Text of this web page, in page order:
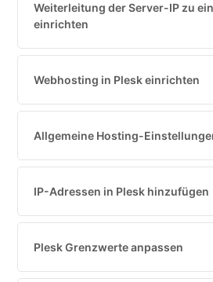
Snapshots
Cluster
Plesk
Allgemein
SSH
Erweiterungen
PHP
Weiterleitung der Server-IP zu
einrichten
Webhosting in Plesk einrichten
Allgemeine Hosting-
IP-Adressen in Plesk hinzufügen
Plesk Grenzwerte anpassen